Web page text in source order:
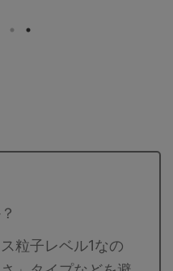
ナ（アナザー）最少対策人数は何
...
粒子レベル1なの